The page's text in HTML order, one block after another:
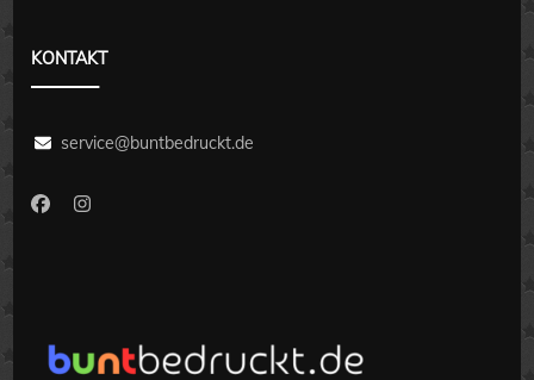
KONTAKT
service@buntbedruckt.de